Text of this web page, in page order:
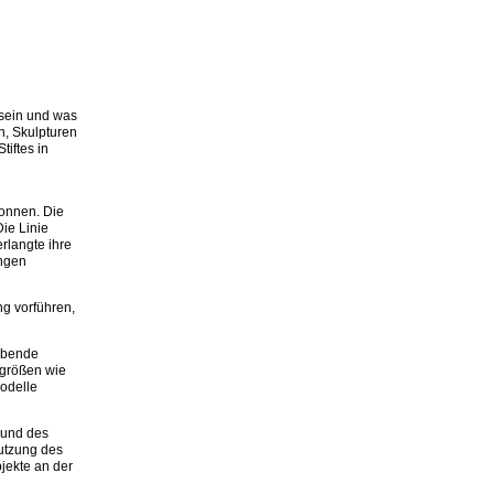
und was
Skulpturen
in
Die
Linie
ihre
vorführen,
wie
des
des
an der